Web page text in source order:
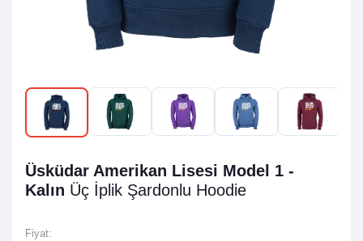
Üsküdar Amerikan Lisesi Model 1 -
Kalın Üç İplik Şardonlu Hoodie
Fiyat: